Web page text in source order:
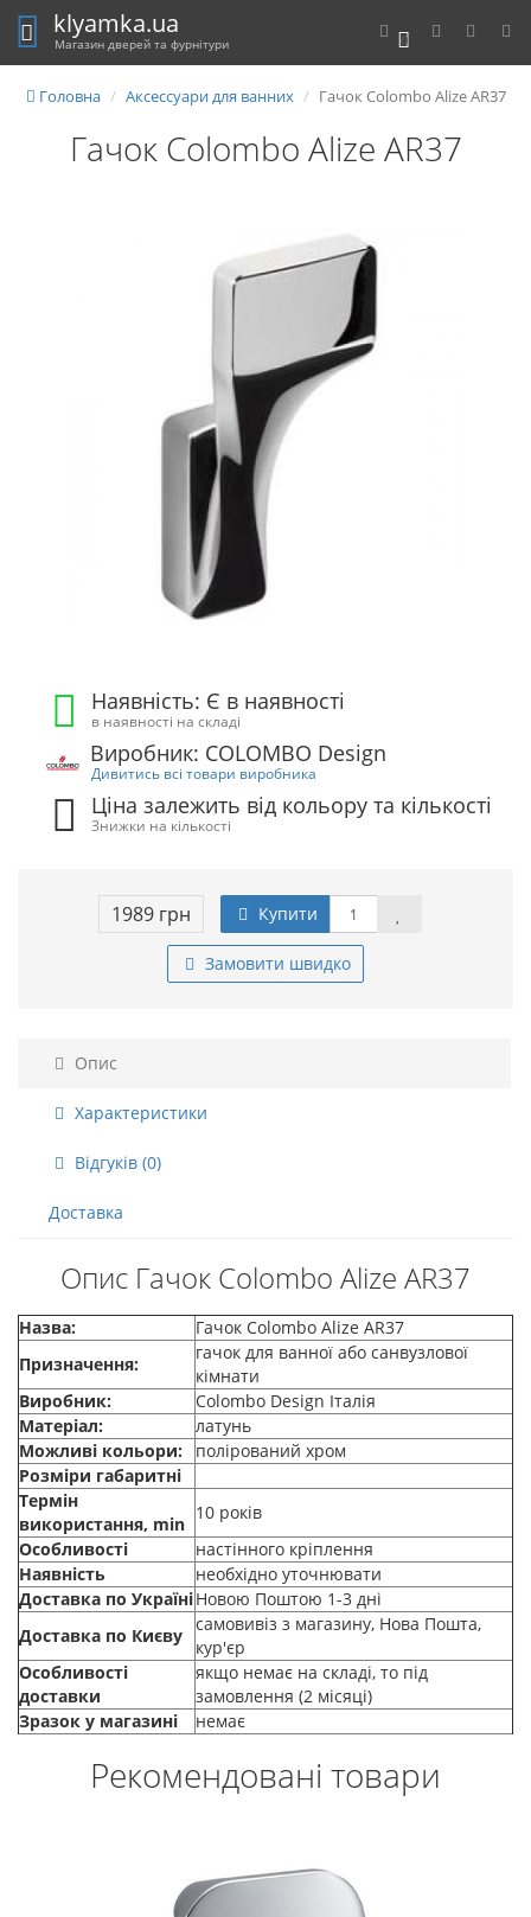
0
klyamka.ua
Магазин дверей та фурнітури
Головна Аксессуари для ванних Гачок Colombo Alize AR37
Гачок Colombo Alize AR37
Наявність: Є в наявності
в наявності на складі
Виробник: COLOMBO Design
Дивитись всі товари виробника
Ціна залежить від кольору та кількості
Знижки на кількості
1989 грн Купити
Замовити швидко
Опис
Характеристики
Відгуків (0)
Доставка
Опис Гачок Colombo Alize AR37
Назва:
Гачок Colombo Alize AR37
Призначення:
гачок для ванної або санвузлової
кімнати
Виробник:
Colombo Design Італія
Матеріал:
латунь
Можливі кольори:
полірований хром
Розміри габаритні
Термін
використання, min
10 років
Особливості
настінного кріплення
Наявність
необхідно уточнювати
Доставка по УкраїніНовою Поштою 1-3 дні
Доставка по Києву
самовивіз з магазину, Нова Пошта,
кур'єр
Особливості
доставки
якщо немає на складі, то під
замовлення (2 місяці)
Зразок у магазині
немає
Рекомендовані товари